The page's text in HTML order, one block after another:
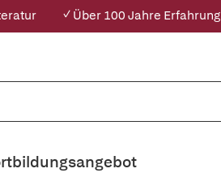
✓ Über 100 Jahre Erfahrung